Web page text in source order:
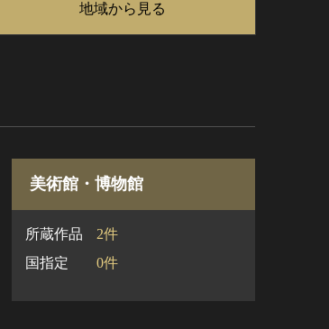
地域から見る
美術館・博物館
所蔵作品
2件
国指定
0件